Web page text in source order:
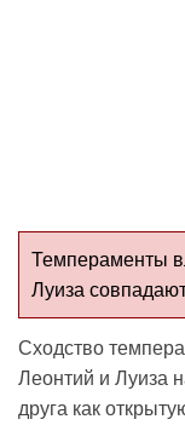
Темпераменты
Луиза
Сходство
Леонтий и Луиза
друга как